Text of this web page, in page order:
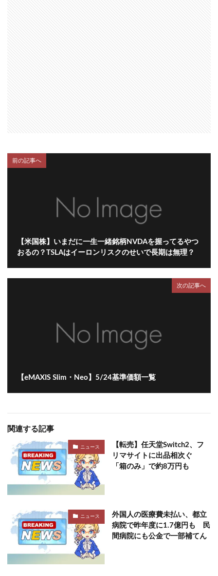
前の記事へ
【米国株】いまだに一生一緒銘柄NVDAを握ってるやつ
おるの？TSLAはイーロンリスクのせいで長期は無理？
次の記事へ
【eMAXIS Slim・Neo】5/24基準価額一覧
関連する記事
ニュース
【転売】任天堂Switch2、フ
リマサイトに出品相次ぐ
「箱のみ」で約8万円も
ニュース
外国人の医療費未払い、都立
病院で昨年度に1.7億円も 民
間病院にも公金で一部補てん